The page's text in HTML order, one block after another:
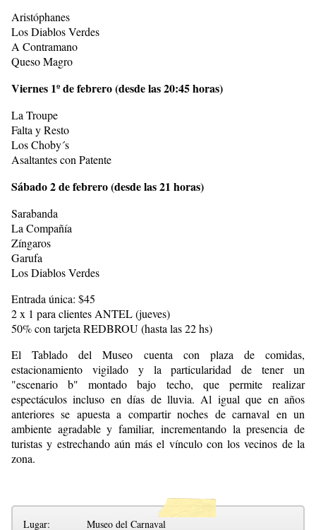
Aristóphanes
Los Diablos Verdes
A Contramano
Queso Magro
Viernes 1º de febrero (desde las 20:45 horas)
La Troupe
Falta y Resto
Los Choby´s
Asaltantes con Patente
Sábado 2 de febrero (desde las 21 horas)
Sarabanda
La Compañía
Zíngaros
Garufa
Los Diablos Verdes
Entrada única: $45
2 x 1 para clientes ANTEL (jueves)
50% con tarjeta REDBROU (hasta las 22 hs)
El Tablado del Museo cuenta con plaza de comidas,
estacionamiento vigilado y la particularidad de tener un
"escenario b" montado bajo techo, que permite realizar
espectáculos incluso en días de lluvia. Al igual que en años
anteriores se apuesta a compartir noches de carnaval en un
ambiente agradable y familiar, incrementando la presencia de
turistas y estrechando aún más el vínculo con los vecinos de la
zona.
Lugar:
Museo del Carnaval